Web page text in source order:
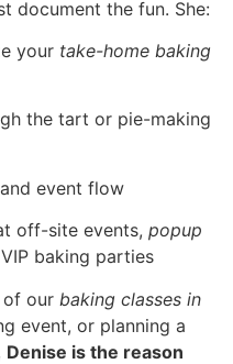
document the fun. She:
your take-home baking
the tart or pie-making
event flow
off-site events, popup
baking parties
of our baking classes in
event, or planning a
Denise is the reason